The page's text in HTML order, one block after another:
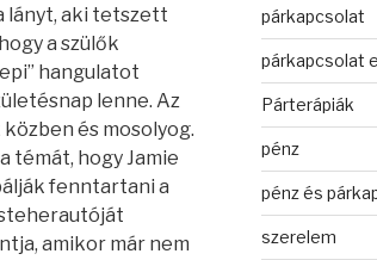
lányt, aki tetszett
a szülők
hangulatot
lenne. Az
és mosolyog.
témát, hogy Jamie
fenntartani a
amikor már nem
párkapcsolat
párkapcsolat
Párterápiák
pénz
pénz és
szerelem